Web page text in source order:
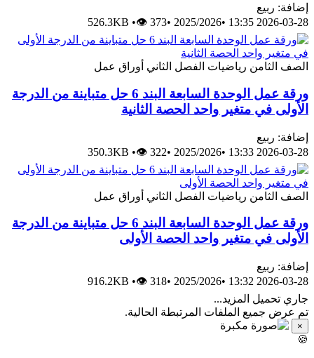
ربيع
2026-
•
2025/2026
•
526.3KB •👁 373
رياضيات الفصل الثاني أوراق عمل
ورقة عمل الوحدة السابعة البند 6 حل متباينة من الدرجة
في متغير واحد الحصة الثانية
ربيع
2026-
•
2025/2026
•
350.3KB •👁 322
رياضيات الفصل الثاني أوراق عمل
ورقة عمل الوحدة السابعة البند 6 حل متباينة من الدرجة
في متغير واحد الحصة الأولى
ربيع
2026-
•
2025/2026
•
916.2KB •👁 318
المزيد...
جميع الملفات المرتبطة الحالية.